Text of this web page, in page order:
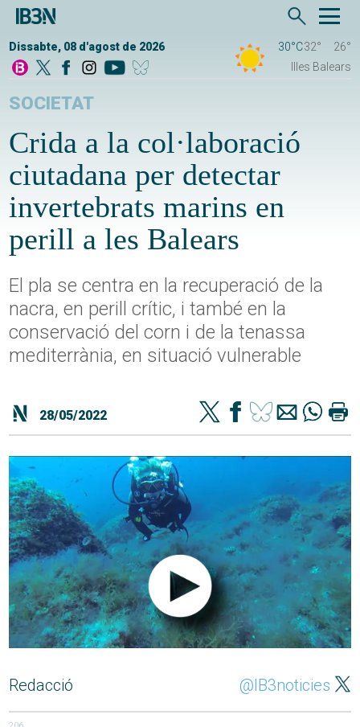
Dissabte, 08 d'agost de 2026 30°C32°
26°
Illes Balears
SOCIETAT
Crida a la col·laboració
ciutadana per detectar
invertebrats marins en
perill a les Balears
El pla se centra en la recuperació de la
nacra, en perill crític, i també en la
conservació del corn i de la tenassa
mediterrània, en situació vulnerable
28/05/2022
Redacció @IB3noticies